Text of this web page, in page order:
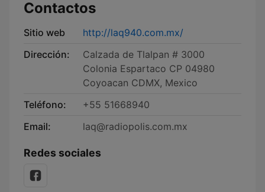
Contactos
Sitio web
http://laq940.com.mx/
Dirección:
Calzada de Tlalpan # 3000
Colonia Espartaco CP 04980
Coyoacan CDMX, Mexico
Teléfono:
+55 51668940
Email:
laq@radiopolis.com.mx
Redes sociales